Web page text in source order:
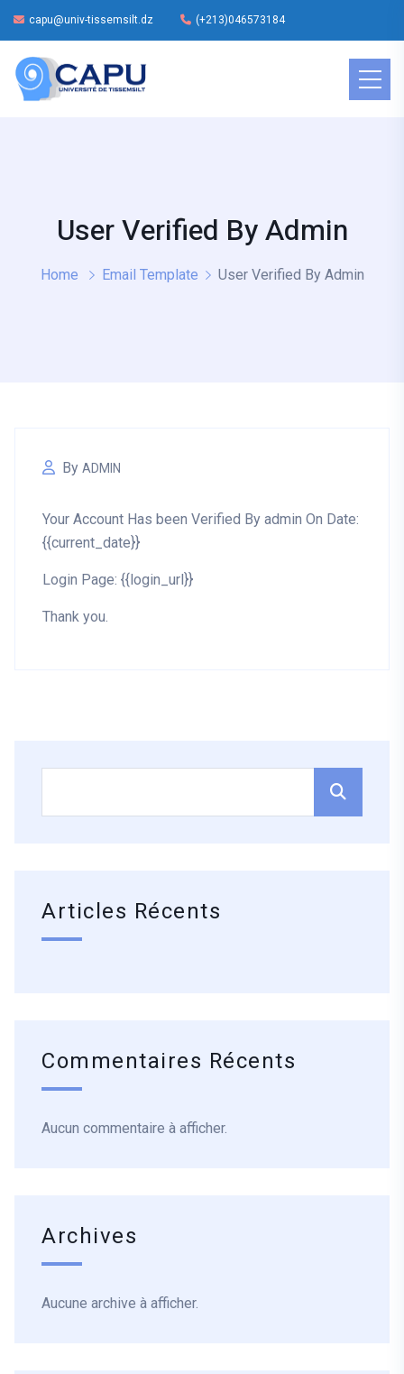
capu@univ-tissemsilt.dz (+213)046573184
User Verified By Admin
Home Email Template User Verified By Admin
By ADMIN
Your Account Has been Verified By admin On Date:
{{current_date}}
Login Page: {{login_url}}
Thank you.
Articles Récents
Commentaires Récents
Aucun commentaire à afficher.
Archives
Aucune archive à afficher.